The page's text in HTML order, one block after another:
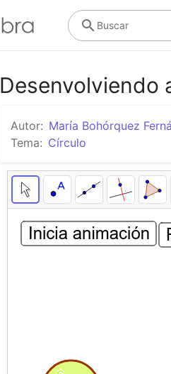
Buscar
Desenvolviendo
Autor: María Bohórquez
Tema: Círculo